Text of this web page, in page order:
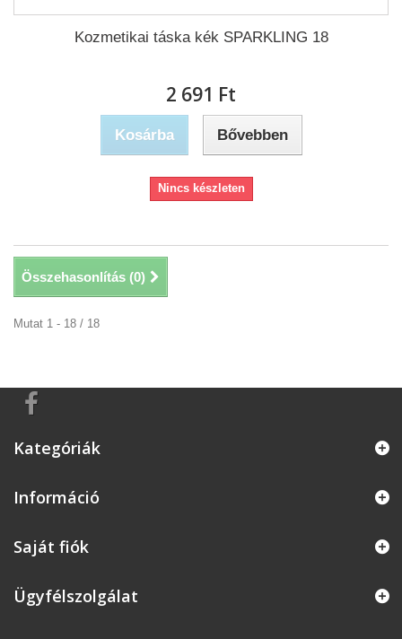
Kozmetikai táska kék SPARKLING 18
2 691 Ft‎
Kosárba Bővebben
Nincs készleten
Összehasonlítás (0)
Mutat 1 - 18 / 18
Kategóriák
Információ
Saját fiók
Ügyfélszolgálat